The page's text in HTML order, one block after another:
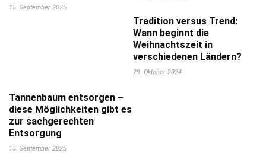
15. September 2025
Tradition versus Trend:
Wann beginnt die
Weihnachtszeit in
verschiedenen Ländern?
29. Oktober 2024
Tannenbaum entsorgen –
diese Möglichkeiten gibt es
zur sachgerechten
Entsorgung
15. September 2025